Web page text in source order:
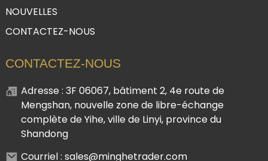
NOUVELLES
CONTACTEZ-NOUS
CONTACTEZ-NOUS
Adresse : 3F 06067, bâtiment 2, 4e route de
Mengshan, nouvelle zone de libre-échange
complète de Yihe, ville de Linyi, province du
Shandong
Courriel : sales@minghetrader.com